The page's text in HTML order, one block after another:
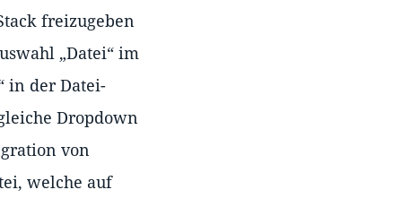
freizugeben
„Datei“ im
in der Datei-
Dropdown
von
welche auf